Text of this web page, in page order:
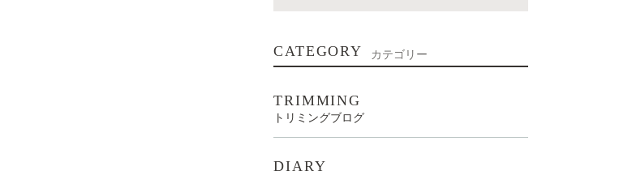
CATEGORY カテゴリー
TRIMMING
トリミングブログ
DIARY